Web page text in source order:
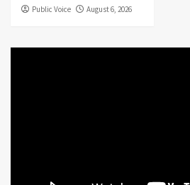
Public Voice August 6, 2026